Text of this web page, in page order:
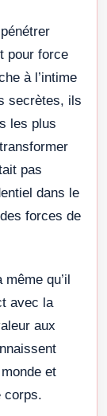
pour force
à l’intime
secrètes, ils
les plus
pas
dans le
forces de
même qu’il
avec la
aux
et
corps.